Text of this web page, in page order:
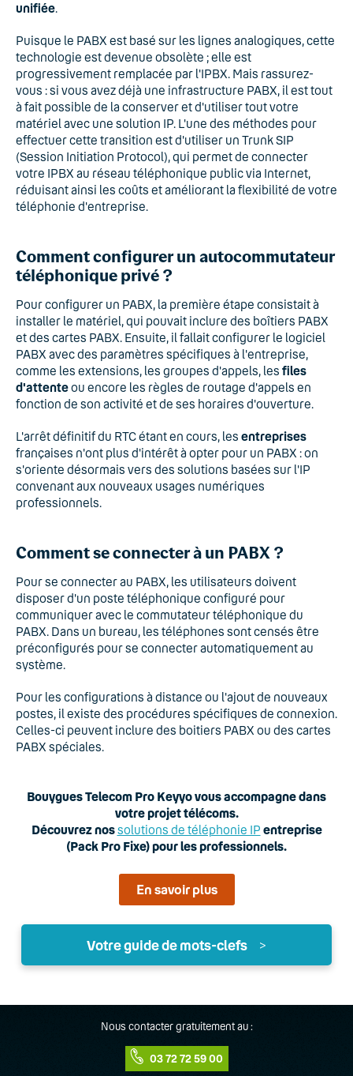
Votre guide de mots-clefs >
Accueil téléphonique
Adaptateur ATA
unifiée.
Puisque le PABX est basé sur les lignes analogiques, cette
technologie est devenue obsolète ; elle est
progressivement remplacée par l'IPBX. Mais rassurez-
vous : si vous avez déjà une infrastructure PABX, il est tout
à fait possible de la conserver et d'utiliser tout votre
matériel avec une solution IP. L'une des méthodes pour
effectuer cette transition est d'utiliser un Trunk SIP
(Session Initiation Protocol), qui permet de connecter
votre IPBX au réseau téléphonique public via Internet,
réduisant ainsi les coûts et améliorant la flexibilité de votre
téléphonie d'entreprise.
Comment configurer un autocommutateur
téléphonique privé ?
Pour configurer un PABX, la première étape consistait à
installer le matériel, qui pouvait inclure des boîtiers PABX
et des cartes PABX. Ensuite, il fallait configurer le logiciel
PABX avec des paramètres spécifiques à l'entreprise,
comme les extensions, les groupes d'appels, les files
d'attenteou encore les règles de routage d'appels en
fonction de son activité et de ses horaires d'ouverture.
L'arrêt définitif du RTC étant en cours, les entreprises
françaises n'ont plus d'intérêt à opter pour un PABX : on
s'oriente désormais vers des solutions basées sur l'IP
convenant aux nouveaux usages numériques
professionnels.
Comment se connecter à un PABX ?
Pour se connecter au PABX, les utilisateurs doivent
disposer d'un poste téléphonique configuré pour
communiquer avec le commutateur téléphonique du
PABX. Dans un bureau, les téléphones sont censés être
préconfigurés pour se connecter automatiquement au
système.
Pour les configurations à distance ou l'ajout de nouveaux
postes, il existe des procédures spécifiques de connexion.
Celles-ci peuvent inclure des boitiers PABX ou des cartes
PABX spéciales.
Bouygues Telecom Pro Keyyo vous accompagne dans
votre projet télécoms.
Découvrez nossolutions de téléphonie IP entreprise
(Pack Pro Fixe) pour les professionnels.
En savoir plus
Nous contacter gratuitement au :
03 72 72 59 00